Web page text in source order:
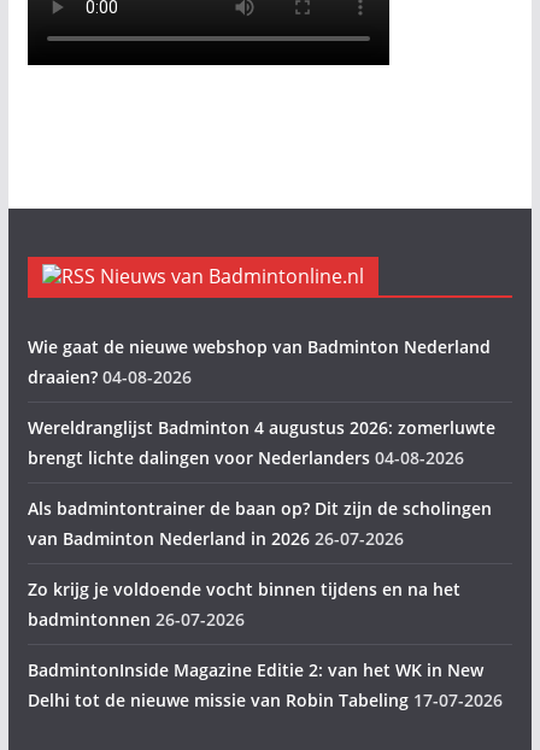
Nieuws van Badmintonline.nl
Wie gaat de nieuwe webshop van Badminton Nederland
draaien? 04-08-2026
Wereldranglijst Badminton 4 augustus 2026: zomerluwte
brengt lichte dalingen voor Nederlanders 04-08-2026
Als badmintontrainer de baan op? Dit zijn de scholingen
van Badminton Nederland in 2026 26-07-2026
Zo krijg je voldoende vocht binnen tijdens en na het
badmintonnen 26-07-2026
BadmintonInside Magazine Editie 2: van het WK in New
Delhi tot de nieuwe missie van Robin Tabeling 17-07-2026